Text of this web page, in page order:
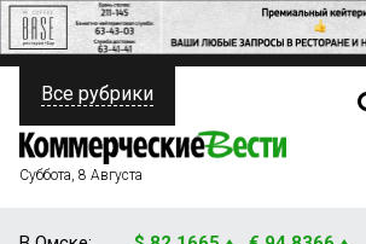
ПОЛИТИКА
ФИНАНСЫ
Все рубрики
Суббота, 8 Августа